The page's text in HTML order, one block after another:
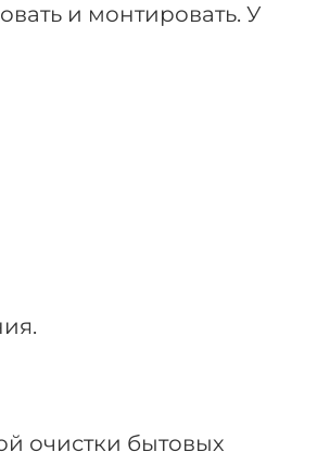
и монтировать. У
очистки бытовых